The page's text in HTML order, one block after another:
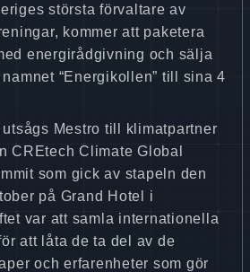
största förvaltare av
kommer att paketera
energirådgivning och sälja
“Energikollen” till sina 4
utsågs Mestro till klimatpartner
CREtech Climate Global
som gick av stapeln den
på Grand Hotel i
var att samla internationella
att låta de ta del av de
och erfarenheter som gör